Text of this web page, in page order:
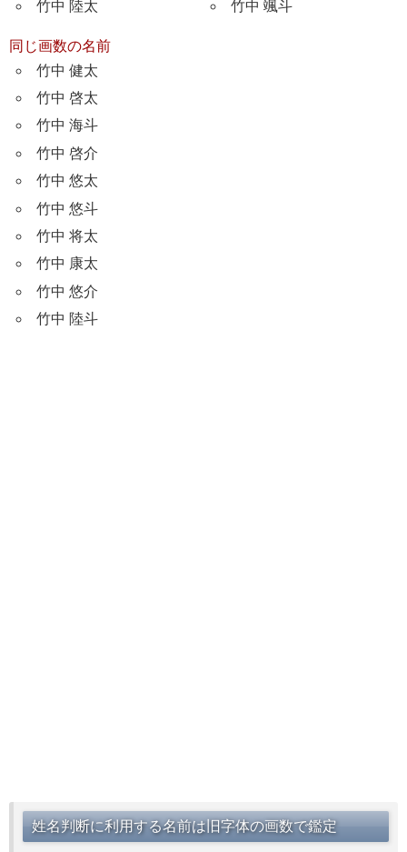
竹中 陸太 竹中 颯斗
同じ画数の名前
竹中 健太
竹中 啓太
竹中 海斗
竹中 啓介
竹中 悠太
竹中 悠斗
竹中 将太
竹中 康太
竹中 悠介
竹中 陸斗
姓名判断に利用する名前は旧字体の画数で鑑定